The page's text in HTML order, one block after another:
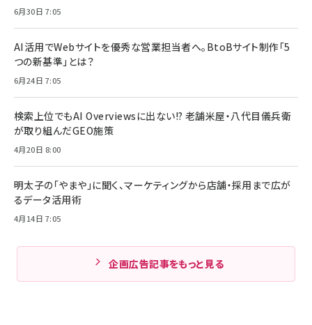
6月30日 7:05
AI活用でWebサイトを優秀な営業担当者へ。BtoBサイト制作「5
つの新基準」とは？
6月24日 7:05
検索上位でもAI Overviewsに出ない!? 老舗米屋・八代目儀兵衛
が取り組んだGEO施策
4月20日 8:00
明太子の「やまや」に聞く、マーケティングから店舗・採用まで広が
るデータ活用術
4月14日 7:05
企画広告記事をもっと見る